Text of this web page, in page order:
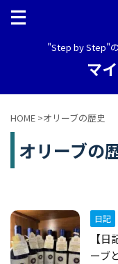
"Step by Step"
マ
HOME >オリーブの歴史
オリーブの
日記
【
ーブ